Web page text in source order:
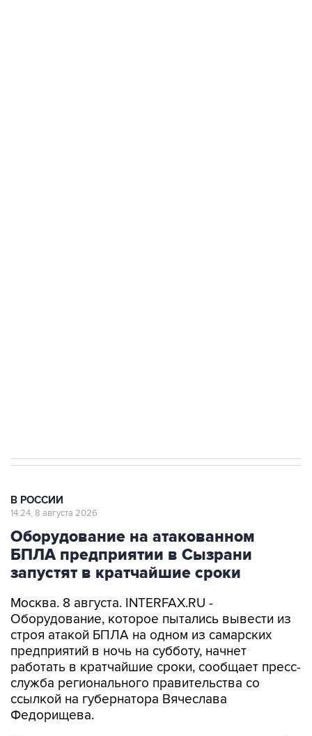
В РОССИИ
14:24, 8 августа 2026
Оборудование на атакованном
БПЛА предприятии в Сызрани
запустят в кратчайшие сроки
Москва. 8 августа. INTERFAX.RU -
Оборудование, которое пытались вывести из
строя атакой БПЛА на одном из самарских
предприятий в ночь на субботу, начнет
работать в кратчайшие сроки, сообщает пресс-
служба регионального правительства со
ссылкой на губернатора Вячеслава
Федорищева.